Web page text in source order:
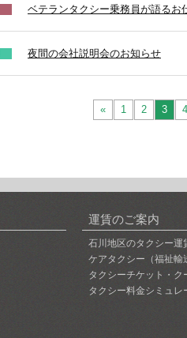
ベテランタクシー乗務員が語るお
夜間の会社説明会のお知らせ
« 1 2 3 4
運賃のご案内
石川地区のタクシー運
ケアタクシー（福祉輸
タクシーチケット・ク
タクシー料金シミュレ